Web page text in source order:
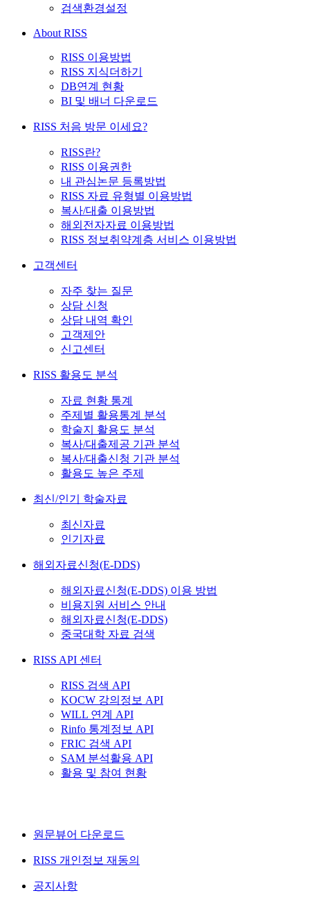
검색환경설정
About RISS
RISS 이용방법
RISS 지식더하기
DB연계 현황
BI 및 배너 다운로드
RISS 처음 방문 이세요?
RISS란?
RISS 이용권한
내 관심논문 등록방법
RISS 자료 유형별 이용방법
복사/대출 이용방법
해외전자자료 이용방법
RISS 정보취약계층 서비스 이용방법
고객센터
자주 찾는 질문
상담 신청
상담 내역 확인
고객제안
신고센터
RISS 활용도 분석
자료 현황 통계
주제별 활용통계 분석
학술지 활용도 분석
복사/대출제공 기관 분석
복사/대출신청 기관 분석
활용도 높은 주제
최신/인기 학술자료
최신자료
인기자료
해외자료신청(E-DDS)
해외자료신청(E-DDS) 이용 방법
비용지원 서비스 안내
해외자료신청(E-DDS)
중국대학 자료 검색
RISS API 센터
RISS 검색 API
KOCW 강의정보 API
WILL 연계 API
Rinfo 통계정보 API
FRIC 검색 API
SAM 분석활용 API
활용 및 참여 현황
원문뷰어 다운로드
RISS 개인정보 재동의
공지사항